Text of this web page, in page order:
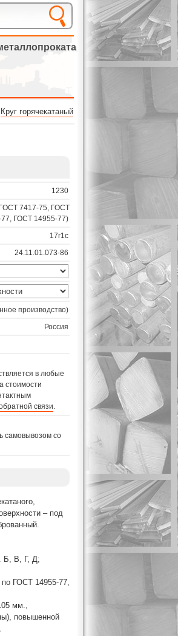
Круг горячекатаный
1230
7417-75, ГОСТ
77, ГОСТ 14955-77)
17г1с
24.11.01.073-86
производство)
Россия
в любые
стоимости
связи.
самовывозом со
– под
Б, В, Г, Д;
ГОСТ 14955-77,
мм.,
повышенной